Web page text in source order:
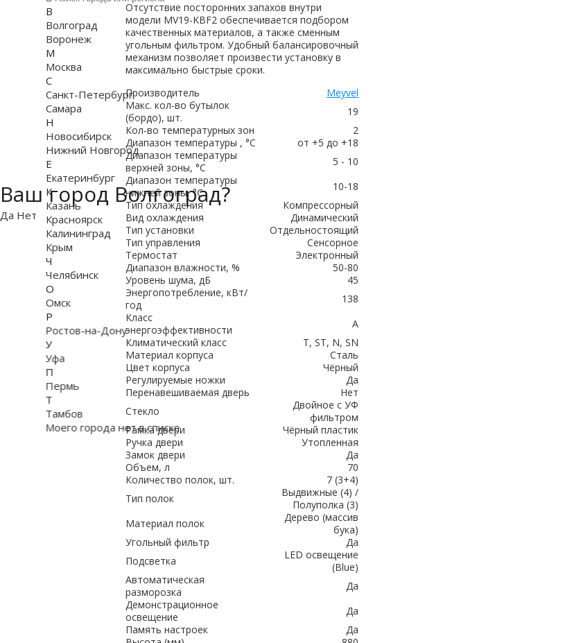
Отсутствие посторонних запахов внутри
модели MV19-KBF2 обеспечивается подбором
качественных материалов, а также сменным
угольным фильтром. Удобный балансировочный
механизм позволяет произвести установку в
максимально быстрые сроки.
Производитель
Meyvel
Макс. кол-во бутылок
(бордо), шт.
19
Кол-во температурных зон
2
Диапазон температуры , °C
от +5 до +18
Диапазон температуры
верхней зоны, °C
5 - 10
Диапазон температуры
нижней зоны, °C
10-18
Тип охлаждения
Компрессорный
Вид охлаждения
Динамический
Тип установки
Отдельностоящий
Тип управления
Сенсорное
Термостат
Электронный
Диапазон влажности, %
50-80
Уровень шума, дБ
45
Энергопотребление, кВт/
год
138
Класс
энергоэффективности
A
Климатический класс
T, ST, N, SN
Материал корпуса
Сталь
Цвет корпуса
Чёрный
Регулируемые ножки
Да
Перенавешиваемая дверь
Нет
Стекло
Двойное с УФ
фильтром
Рамка двери
Чёрный пластик
Ручка двери
Утопленная
Замок двери
Да
Объем, л
70
Количество полок, шт.
7 (3+4)
Тип полок
Выдвижные (4) /
Полуполка (3)
Материал полок
Дерево (массив
бука)
Угольный фильтр
Да
Подсветка
LED освещение
(Blue)
Автоматическая
разморозка
Да
Демонстрационное
освещение
Да
Память настроек
Да
Ваш город Волгоград?
Да Нет
В
Волгоград
Воронеж
М
Москва
С
Санкт-Петербург
Самара
Н
Новосибирск
Нижний Новгород
Е
Екатеринбург
К
Казань
Красноярск
Калининград
Крым
Ч
Челябинск
О
Омск
Р
Ростов-на-Дону
У
Уфа
П
Пермь
Т
Тамбов
Моего города нет в списке